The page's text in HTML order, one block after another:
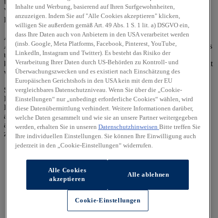
Umsatzsteuergesetz): DE269878559
Vertretungsberechtigte(r): Herr Holger Meiling
E-Mail:geschaeftsleitung@autohausmeiling.de
Alle Rechte vorbehalten. Texte, Bilder, Grafiken, Sound,
Animationen und Videos unterliegen dem Schutz des Urheberrechts
und anderer Schutzgesetze. Der Inhalt dieser Website darf nicht zu
kommerziellen Zwecken verbreitet oder Dritten zugänglich gemacht
werden. Irrtümer und Änderungen vorbehalten.
Sollten wir auf diesen Seiten Verknüpfungen zu anderen Seiten im
Internet angelegt haben, so haben wir auf sämtliche Links keinerlei
Einfluss. Deshalb distanzieren wir uns hiermit ausdrücklich von
allen Inhalten der verknüpften Seiten. Diese Erklärung gilt für alle
auf dieser Seite ausgebrachten Links und für alle Inhalte der Seiten,
zu denen ggf. Banner führen.
Inhalte und Werbung, basierend auf Ihren Surfgewohnheiten,
anzuzeigen. Indem Sie auf "Alle Cookies akzeptieren" klicken,
willigen Sie außerdem gemäß Art. 49 Abs. 1 S. 1 lit. a) DSGVO ein,
dass Ihre Daten auch von Anbietern in den USA verarbeitet werden
(insb. Google, Meta Platforms, Facebook, Pinterest, YouTube,
LinkedIn, Instagram und Twitter). Es besteht das Risiko der
Verarbeitung Ihrer Daten durch US-Behörden zu Kontroll- und
Überwachungszwecken und es existiert nach Einschätzung des
Europäischen Gerichtshofs in den USA kein mit dem der EU
vergleichbares Datenschutzniveau. Wenn Sie über die „Cookie-
Einstellungen“ nur „unbedingt erforderliche Cookies“ wählen, wird
diese Datenübermittlung verhindert. Weitere Informationen darüber,
welche Daten gesammelt und wie sie an unsere Partner weitergegeben
werden, erhalten Sie in unseren Datenschutzhinweisen Bitte treffen Sie
Ihre individuellen Einstellungen. Sie können Ihre Einwilligung auch
jederzeit in den „Cookie-Einstellungen“ widerrufen.
Alle Cookies
akzeptieren
Alle ablehnen
Cookie-Einstellungen